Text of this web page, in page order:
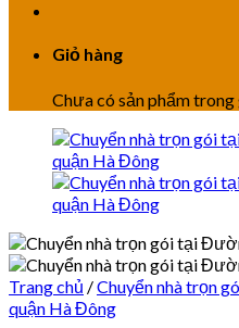
Giỏ hàng
Chưa có sản phẩm trong
Trang chủ /Chuyển nhà trọn
quận Hà Đông